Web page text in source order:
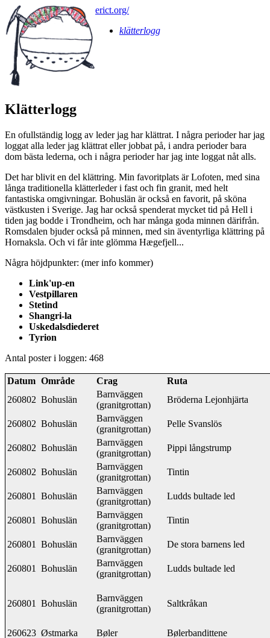
erict.org/
klätterlogg
Klätterlogg
En ofullständig logg av leder jag har klättrat. I några perioder har jag
loggat alla leder jag klättrat eller jobbat på, i andra perioder bara
dom bästa lederna, och i några perioder har jag inte loggat nåt alls.
Det har blivit en del klättring. Min favoritplats är Lofoten, med sina
långa traditionella klätterleder i fast och fin granit, med helt
fantastiska omgivningar. Bohuslän är också en favorit, på sköna
västkusten i Sverige. Jag har också spenderat mycket tid på Hell i
tiden jag bodde i Trondheim, och har många goda minnen därifrån.
Romsdalen bjuder också på minnen, med sin äventyrliga klättring på
Hornaksla. Och vi får inte glömma Hægefjell...
Några höjdpunkter: (mer info kommer)
Link'up-en
Vestpillaren
Stetind
Shangri-la
Uskedalsdiederet
Tyrion
Antal poster i loggen: 468
Datum Område Crag
Ruta
260802 Bohuslän
Barnväggen
(granitgrottan)
Bröderna Lejonhjärta
260802 Bohuslän
Barnväggen
(granitgrottan)
Pelle Svanslös
260802 Bohuslän
Barnväggen
(granitgrottan)
Pippi långstrump
260802 Bohuslän
Barnväggen
(granitgrottan)
Tintin
260801 Bohuslän
Barnväggen
(granitgrottan)
Ludds bultade led
260801 Bohuslän
Barnväggen
(granitgrottan)
Tintin
260801 Bohuslän
Barnväggen
(granitgrottan)
De stora barnens led
260801 Bohuslän
Barnväggen
(granitgrottan)
Ludds bultade led
260801 Bohuslän
Barnväggen
(granitgrottan)
Saltkråkan
260623 Østmarka Bøler
Bølerbandittene